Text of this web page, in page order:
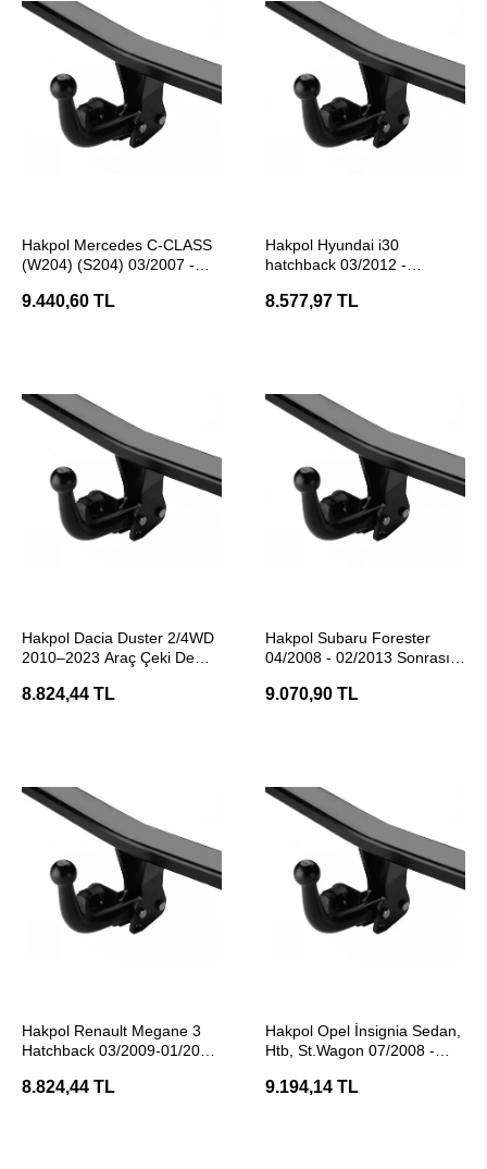
Hakpol Mercedes C-CLASS
(W204) (S204) 03/2007 -
9.440,60 TL
Hakpol Hyundai i30
hatchback 03/2012 -
Belgeli)
8.577,97 TL
Hakpol Dacia Duster 2/4WD
2010–2023 Araç Çeki Demiri
8.824,44 TL
Hakpol Subaru Forester
04/2008 - 02/2013 Sonrası
9.070,90 TL
Hakpol Renault Megane 3
Hatchback 03/2009-01/2016
8.824,44 TL
Hakpol Opel İnsignia Sedan,
Htb, St.Wagon 07/2008 -
9.194,14 TL